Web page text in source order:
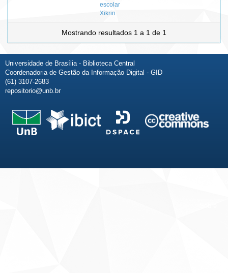
escolar
Xikrin
Mostrando resultados 1 a 1 de 1
Universidade de Brasília - Biblioteca Central
Coordenadoria de Gestão da Informação Digital - GID
(61) 3107-2683
repositorio@unb.br